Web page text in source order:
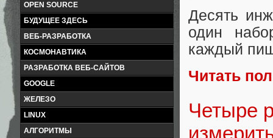
OPEN SOURCE
БУДУЩЕЕ ЗДЕСЬ
ВЕБ-РАЗРАБОТКА
КОСМОНАВТИКА
РАЗРАБОТКА ВЕБ-САЙТОВ
GOOGLE
ЖЕЛЕЗО
LINUX
АЛГОРИТМЫ
Десять
один
каждый
Читать
Четыре